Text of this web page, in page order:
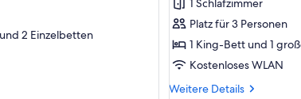
2 Einzelbetten
anzeigen
1 Schlafzimmer
Platz für 3 Personen
1 King-Bett und 1
Kostenloses WLAN
Weitere Details
Weitere